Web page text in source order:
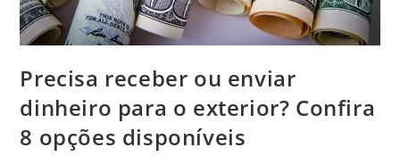
Precisa receber ou enviar
dinheiro para o exterior? Confira
8 opções disponíveis